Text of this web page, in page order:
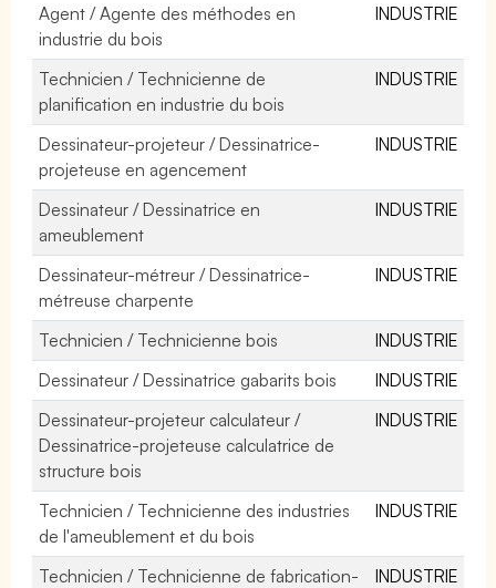
Agent / Agente des méthodes en
industrie du bois
INDUSTRIE
Technicien / Technicienne de
planification en industrie du bois
INDUSTRIE
Dessinateur-projeteur / Dessinatrice-
projeteuse en agencement
INDUSTRIE
Dessinateur / Dessinatrice en
ameublement
INDUSTRIE
Dessinateur-métreur / Dessinatrice-
métreuse charpente
INDUSTRIE
Technicien / Technicienne bois
INDUSTRIE
Dessinateur / Dessinatrice gabarits bois
INDUSTRIE
Dessinateur-projeteur calculateur /
Dessinatrice-projeteuse calculatrice de
structure bois
INDUSTRIE
Technicien / Technicienne des industries
de l'ameublement et du bois
INDUSTRIE
Technicien / Technicienne de fabrication-
INDUSTRIE